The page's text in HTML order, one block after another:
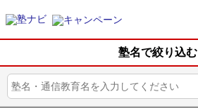
塾名で絞り込む